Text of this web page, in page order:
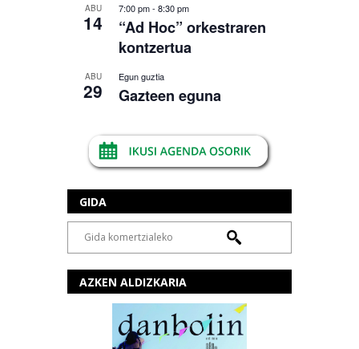
ABU
14
7:00 pm- 8:30 pm
“Ad Hoc” orkestraren
kontzertua
ABU
29
Egun guztia
Gazteen eguna
GIDA
AZKEN ALDIZKARIA